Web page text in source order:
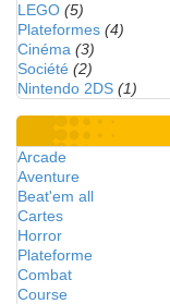
LEGO (5)
Plateformes (4)
Cinéma (3)
Société (2)
Nintendo 2DS (1)
Arcade
Aventure
Beat'em all
Cartes
Horror
Plateforme
Combat
Course